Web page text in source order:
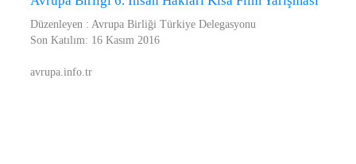
Düzenleyen : Avrupa Birliği Türkiye Delegasyonu
Son Katılım: 16 Kasım 2016
avrupa.info.tr